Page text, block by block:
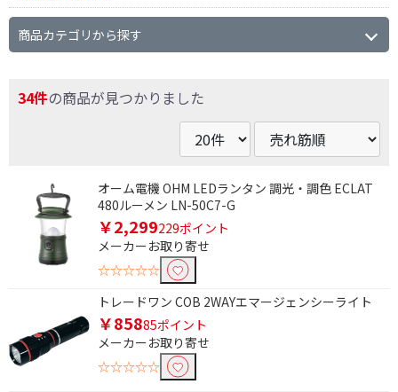
商品カテゴリから探す
34件の商品が見つかりました
オーム電機 OHM LEDランタン 調光・調色 ECLAT
480ルーメン LN-50C7-G
￥2,299229ポイント
メーカーお取り寄せ
☆☆☆☆☆
トレードワン COB 2WAYエマージェンシーライト
￥85885ポイント
メーカーお取り寄せ
☆☆☆☆☆